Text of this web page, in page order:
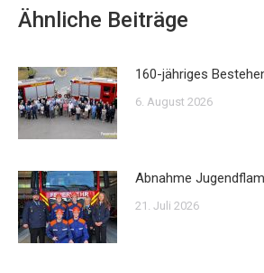
Ähnliche Beiträge
160-jähriges
6. August 2026
Abnahme
21. Juli 2026